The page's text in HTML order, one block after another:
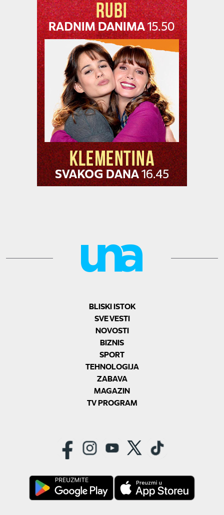
BLISKI ISTOK
SVE VESTI
NOVOSTI
BIZNIS
SPORT
TEHNOLOGIJA
ZABAVA
MAGAZIN
TV PROGRAM